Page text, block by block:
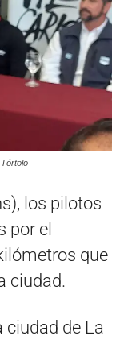
los pilotos
por el
que
ciudad.
ciudad de La